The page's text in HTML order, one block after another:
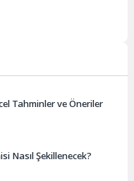
Tahminler ve Öneriler
Nasıl Şekillenecek?